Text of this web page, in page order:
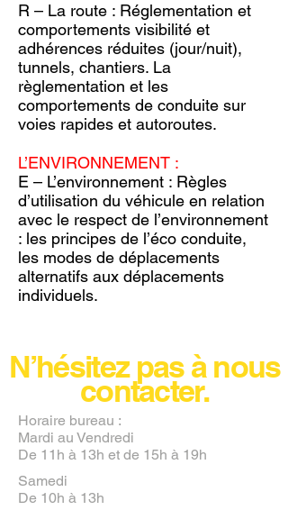
R – La route : Réglementation et
comportements visibilité et
adhérences réduites (jour/nuit),
tunnels, chantiers. La
règlementation et les
comportements de conduite sur
voies rapides et autoroutes.
L’ENVIRONNEMENT :
E – L’environnement : Règles
d’utilisation du véhicule en relation
avec le respect de l’environnement
: les principes de l’éco conduite,
les modes de déplacements
alternatifs aux déplacements
individuels.
N’hésitez pas à nous
contacter.
Horaire bureau :
Mardi au Vendredi
De 11h à 13h et de 15h à 19h
Samedi
De 10h à 13h